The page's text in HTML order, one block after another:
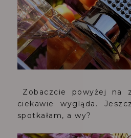
Zobaczcie powyżej na
ciekawie wygląda.
spotkałam, a wy?